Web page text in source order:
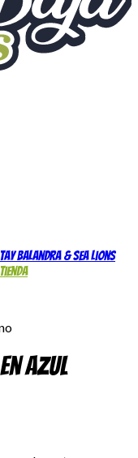
Balandra & Sea Lions
Tienda
Azul